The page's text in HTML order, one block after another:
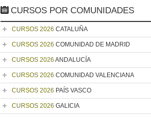
CURSOS POR COMUNIDADES
CURSOS 2026 CATALUÑA
CURSOS 2026 COMUNIDAD DE MADRID
CURSOS 2026 ANDALUCÍA
CURSOS 2026 COMUNIDAD VALENCIANA
CURSOS 2026 PAÍS VASCO
CURSOS 2026 GALICIA